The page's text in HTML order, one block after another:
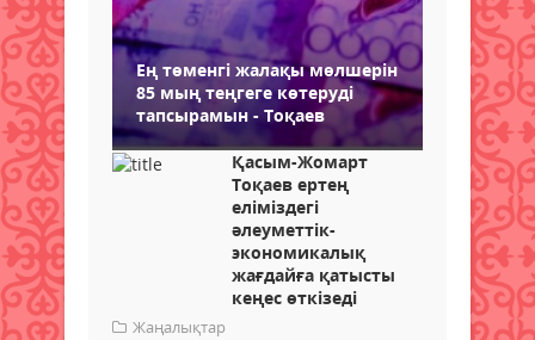
Ең төменгі жалақы мөлшерін
85 мың теңгеге көтеруді
тапсырамын - Тоқаев
Қасым-Жомарт
Тоқаев ертең
еліміздегі
әлеуметтік-
экономикалық
жағдайға қатысты
кеңес өткізеді
Жаңалықтар